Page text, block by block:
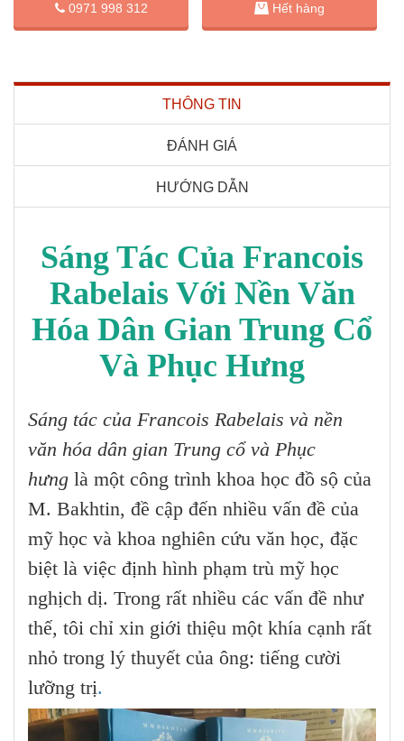
0971 998 312 Hết hàng
THÔNG TIN
ĐÁNH GIÁ
HƯỚNG DẪN
Sáng Tác Của Francois
Rabelais Với Nền Văn
Hóa Dân Gian Trung Cổ
Và Phục Hưng
Sáng tác của Francois Rabelais và nền
văn hóa dân gian Trung cổ và Phục
hưng là một công trình khoa học đồ sộ của
M. Bakhtin, đề cập đến nhiều vấn đề của
mỹ học và khoa nghiên cứu văn học, đặc
biệt là việc định hình phạm trù mỹ học
nghịch dị. Trong rất nhiều các vấn đề như
thế, tôi chỉ xin giới thiệu một khía cạnh rất
nhỏ trong lý thuyết của ông: tiếng cười
lưỡng trị.